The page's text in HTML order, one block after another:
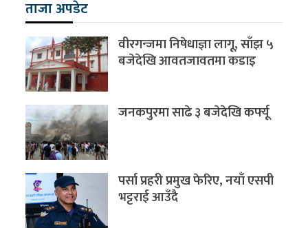
ताजा अपडेट
वीरगन्जमा निषेधाज्ञा लागू, साँझ ५
बजेदेखि आवतजावतमा कडाइ
जनकपुरमा साढे ३ बजेदेखि कर्फ्यू
पर्सा प्रहरी प्रमुख फेरिए, नयाँ एसपी
भट्टराई आउँदै